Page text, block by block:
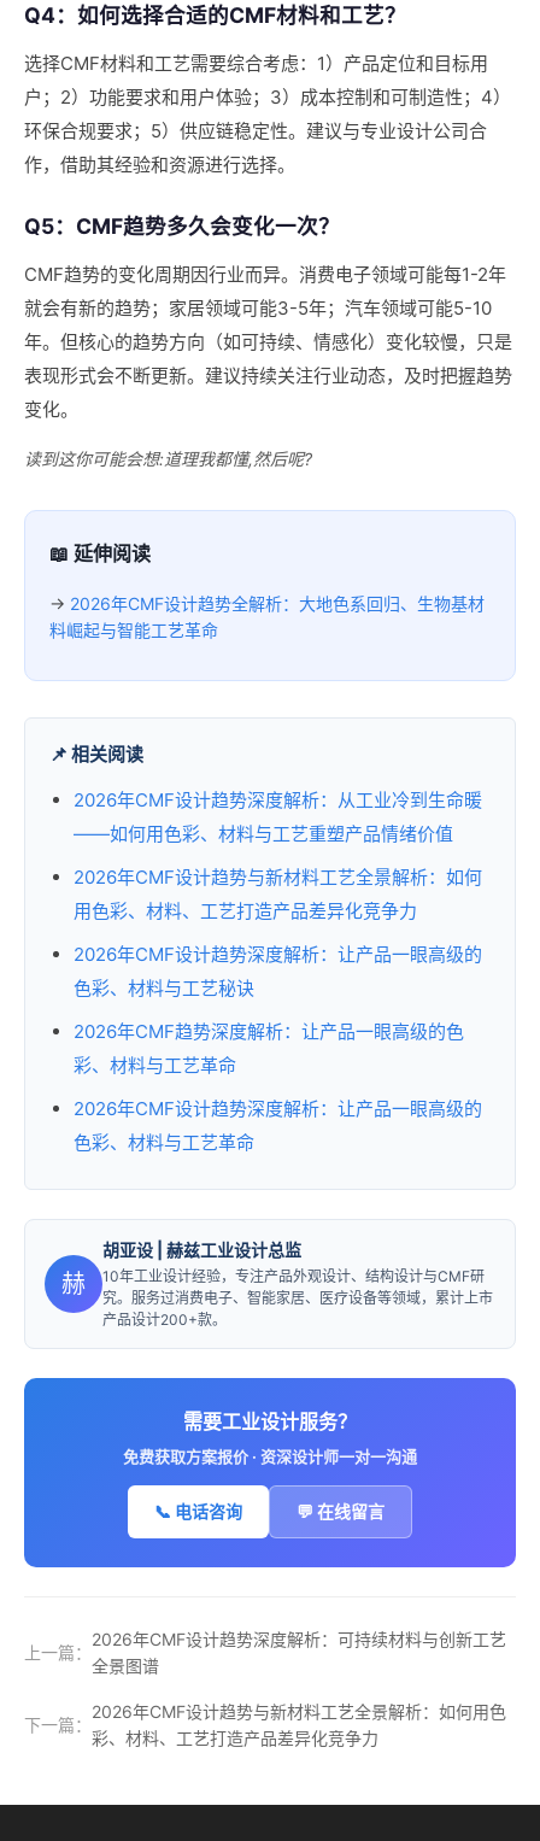
Q4：如何选择合适的CMF材料和工艺？
选择CMF材料和工艺需要综合考虑：1）产品定位和目标用
户；2）功能要求和用户体验；3）成本控制和可制造性；4）
环保合规要求；5）供应链稳定性。建议与专业设计公司合
作，借助其经验和资源进行选择。
Q5：CMF趋势多久会变化一次？
CMF趋势的变化周期因行业而异。消费电子领域可能每1-2年
就会有新的趋势；家居领域可能3-5年；汽车领域可能5-10
年。但核心的趋势方向（如可持续、情感化）变化较慢，只是
表现形式会不断更新。建议持续关注行业动态，及时把握趋势
变化。
读到这你可能会想:道理我都懂,然后呢?
📖 延伸阅读
→ 2026年CMF设计趋势全解析：大地色系回归、生物基材
料崛起与智能工艺革命
📌 相关阅读
2026年CMF设计趋势深度解析：从工业冷到生命暖
——如何用色彩、材料与工艺重塑产品情绪价值
2026年CMF设计趋势与新材料工艺全景解析：如何
用色彩、材料、工艺打造产品差异化竞争力
2026年CMF设计趋势深度解析：让产品一眼高级的
色彩、材料与工艺秘诀
2026年CMF趋势深度解析：让产品一眼高级的色
彩、材料与工艺革命
2026年CMF设计趋势深度解析：让产品一眼高级的
色彩、材料与工艺革命
赫
胡亚设 | 赫兹工业设计总监
10年工业设计经验，专注产品外观设计、结构设计与CMF研
究。服务过消费电子、智能家居、医疗设备等领域，累计上市
产品设计200+款。
需要工业设计服务？
免费获取方案报价 · 资深设计师一对一沟通
📞 电话咨询 💬 在线留言
上一篇：
2026年CMF设计趋势深度解析：可持续材料与创新工艺
全景图谱
下一篇：
2026年CMF设计趋势与新材料工艺全景解析：如何用色
彩、材料、工艺打造产品差异化竞争力